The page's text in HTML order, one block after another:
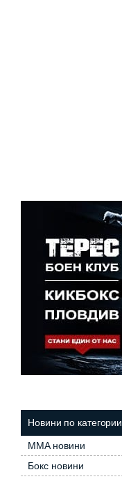
Новини по категории
MMA новини
Бокс новини